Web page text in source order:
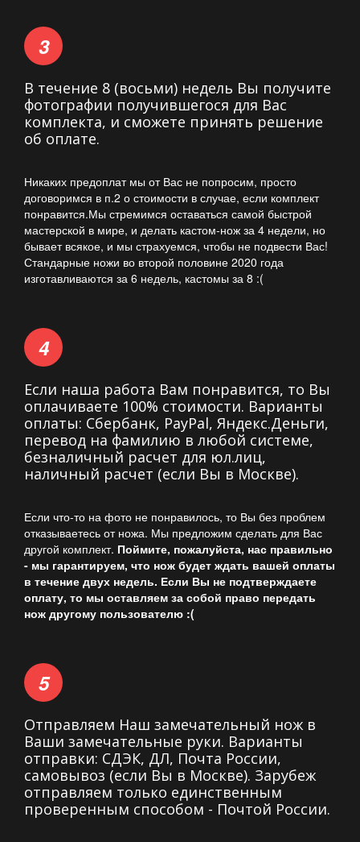
В течение 8 (восьми) недель Вы получите
фотографии получившегося для Вас
комплекта, и сможете принять решение
об оплате.
Никаких предоплат мы от Вас не попросим, просто
договоримся в п.2 о стоимости в случае, если комплект
понравится.Мы стремимся оставаться самой быстрой
мастерской в мире, и делать кастом-нож за 4 недели, но
бывает всякое, и мы страхуемся, чтобы не подвести Вас!
Стандарные ножи во второй половине 2020 года
изготавливаются за 6 недель, кастомы за 8 :(
Если наша работа Вам понравится, то Вы
оплачиваете 100% стоимости. Варианты
оплаты: Сбербанк, PayPal, Яндекс.Деньги,
перевод на фамилию в любой системе,
безналичный расчет для юл.лиц,
наличный расчет (если Вы в Москве).
Если что-то на фото не понравилось, то Вы без проблем
отказываетесь от ножа. Мы предложим сделать для Вас
другой комплект. Поймите, пожалуйста, нас правильно
- мы гарантируем, что нож будет ждать вашей оплаты
в течение двух недель. Если Вы не подтверждаете
оплату, то мы оставляем за собой право передать
нож другому пользователю :(
Отправляем Наш замечательный нож в
Ваши замечательные руки. Варианты
отправки: СДЭК, ДЛ, Почта России,
самовывоз (если Вы в Москве). Зарубеж
отправляем только единственным
проверенным способом - Почтой России.